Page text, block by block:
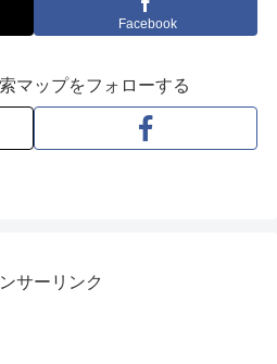
Facebook
マップをフォローする
サーリンク